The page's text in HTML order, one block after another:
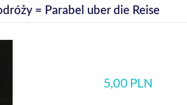
= Parabel uber die Reise
5,00 PLN